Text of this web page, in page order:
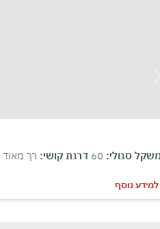
סגולי: דרגת קושי: רך מאוד
למידע נוסף